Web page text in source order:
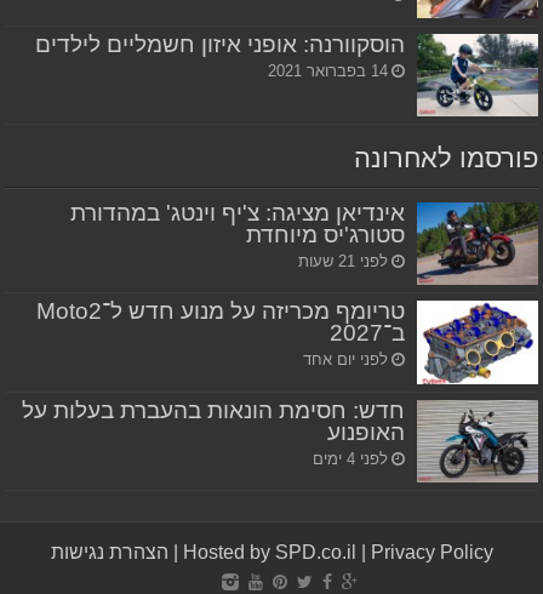
הוסקוורנה: אופני איזון חשמליים לילדים
14 בפברואר 2021
פורסמו לאחרונה
אינדיאן מציגה: צ'יף וינטג' במהדורת
סטורג'יס מיוחדת
לפני 21 שעות
טריומף מכריזה על מנוע חדש ל־Moto2
ב־2027
לפני יום אחד
חדש: חסימת הונאות בהעברת בעלות על
האופנוע
לפני 4 ימים
Hosted by SPD.co.il Privacy Policy הצהרת נגישות